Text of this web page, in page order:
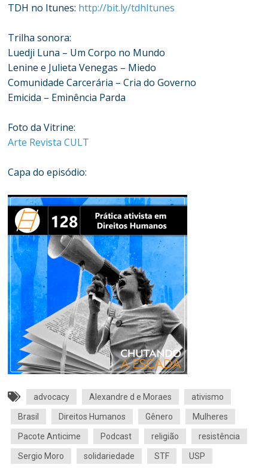
TDH no Itunes: http://bit.ly/tdhItunes
Trilha sonora:
Luedji Luna – Um Corpo no Mundo
Lenine e Julieta Venegas – Miedo
Comunidade Carcerária – Cria do Governo
Emicida – Eminência Parda
Foto da Vitrine:
Arte Revista CULT
Capa do episódio:
advocacy Alexandre d e Moraes ativismo
Brasil Direitos Humanos Gênero Mulheres
Pacote Anticime Podcast religião resistência
Sergio Moro solidariedade STF USP